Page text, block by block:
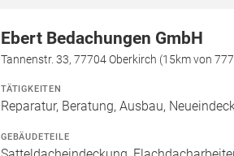
Ebert Bedachungen GmbH
Tannenstr. 33, 77704 Oberkirch (15km von
TÄTIGKEITEN
Reparatur, Beratung, Ausbau,
GEBÄUDETEILE